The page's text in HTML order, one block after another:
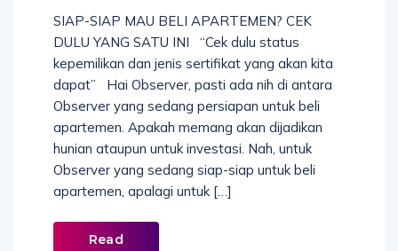
SIAP-SIAP MAU BELI APARTEMEN? CEK
DULU YANG SATU INI “Cek dulu status
kepemilikan dan jenis sertifikat yang akan kita
dapat” Hai Observer, pasti ada nih di antara
Observer yang sedang persiapan untuk beli
apartemen. Apakah memang akan dijadikan
hunian ataupun untuk investasi. Nah, untuk
Observer yang sedang siap-siap untuk beli
apartemen, apalagi untuk […]
Read